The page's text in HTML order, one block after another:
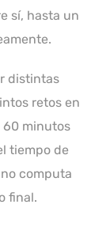
sí, hasta un
distintas
retos en
60 minutos
tiempo de
computa
final.